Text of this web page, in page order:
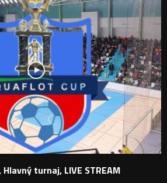
Hlavný turnaj, LIVE STREAM